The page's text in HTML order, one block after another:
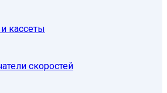
кассеты
скоростей